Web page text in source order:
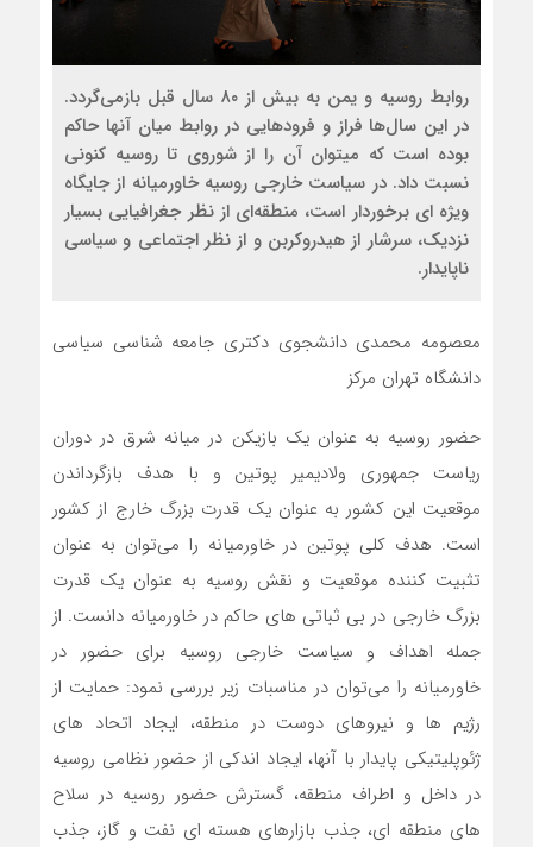
روابط روسیه و یمن به بیش از ۸۰ سال قبل بازمی‌گردد.
در این سال‌ها فراز و فرودهایی در روابط میان آنها حاکم
بوده است که میتوان آن را از شوروی تا روسیه کنونی
نسبت داد. در سیاست خارجی روسیه خاورمیانه از جایگاه
ویژه ای برخوردار است، منطقه‌ای از نظر جغرافیایی بسیار
نزدیک، سرشار از هیدروکربن و از نظر اجتماعی و سیاسی
ناپایدار.
معصومه محمدی دانشجوی دکتری جامعه شناسی سیاسی
دانشگاه تهران مرکز
حضور روسیه به عنوان یک بازیکن در میانه شرق در دوران
ریاست جمهوری ولادیمیر پوتین و با هدف بازگرداندن
موقعیت این کشور به عنوان یک قدرت بزرگ خارج از کشور
است. هدف کلی پوتین در خاورمیانه را می‌توان به عنوان
تثبیت کننده موقعیت و نقش روسیه به عنوان یک قدرت
بزرگ خارجی در بی ثباتی های حاکم در خاورمیانه دانست. از
جمله اهداف و سیاست خارجی روسیه برای حضور در
خاورمیانه را می‌توان در مناسبات زیر بررسی نمود: حمایت از
رژیم ها و نیروهای دوست در منطقه، ایجاد اتحاد های
ژئوپلیتیکی پایدار با آنها، ایجاد اندکی از حضور نظامی روسیه
در داخل و اطراف منطقه، گسترش حضور روسیه در سلاح
های منطقه ای، جذب بازارهای هسته ای نفت و گاز، جذب